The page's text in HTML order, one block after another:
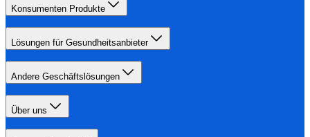
Konsumenten Produkte
Lösungen für Gesundheitsanbieter
Andere Geschäftslösungen
Über uns